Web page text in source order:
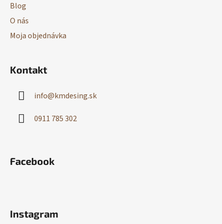
Blog
O nás
Moja objednávka
Kontakt
info@kmdesing.sk
0911 785 302
Facebook
Instagram